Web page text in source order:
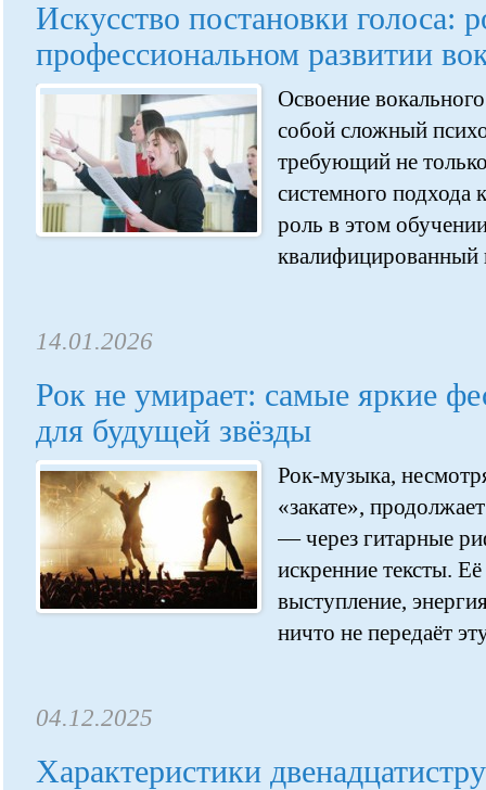
Искусство постановки голоса:
профессиональном развитии
Освоение
собой сложный
требующий не
системного
роль в этом
квалифицированный
14.01.2026
Рок не умирает: самые яркие
для будущей звёзды
Рок-музыка,
«закате»,
— через гитарные
искренние тексты.
выступление,
ничто не передаёт
04.12.2025
Характеристики